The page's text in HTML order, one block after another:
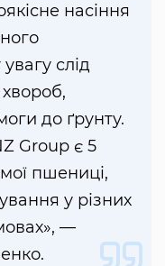
насіння
слід
хвороб,
до ґрунту.
Group є 5
пшениці,
у різних
—